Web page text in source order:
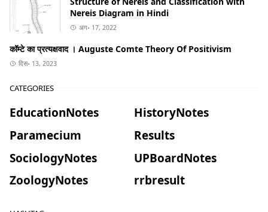
Nereis Diagram in Hindi
अग॰ 17, 2022
कॉम्टे का प्रत्यक्षवाद । Auguste Comte Theory Of Positivism
दिस॰ 13, 2023
CATEGORIES
EducationNotes
HistoryNotes
Paramecium
Results
SociologyNotes
UPBoardNotes
ZoologyNotes
rrbresult